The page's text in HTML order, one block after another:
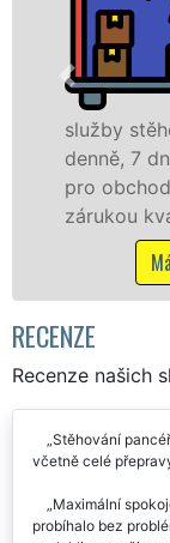
kompletní
servis v
a
STOP 24 hodin
pro
a to levně a
práce.
RECENZE
Recenze našich
Stěhování
Maximální